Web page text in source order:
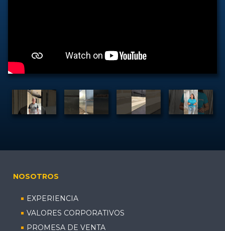
NOSOTROS
EXPERIENCIA
VALORES CORPORATIVOS
PROMESA DE VENTA